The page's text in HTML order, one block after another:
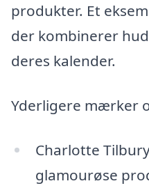
produkter. Et
der kombinerer
deres kalender.
Yderligere mærker
Charlotte
glamourøse